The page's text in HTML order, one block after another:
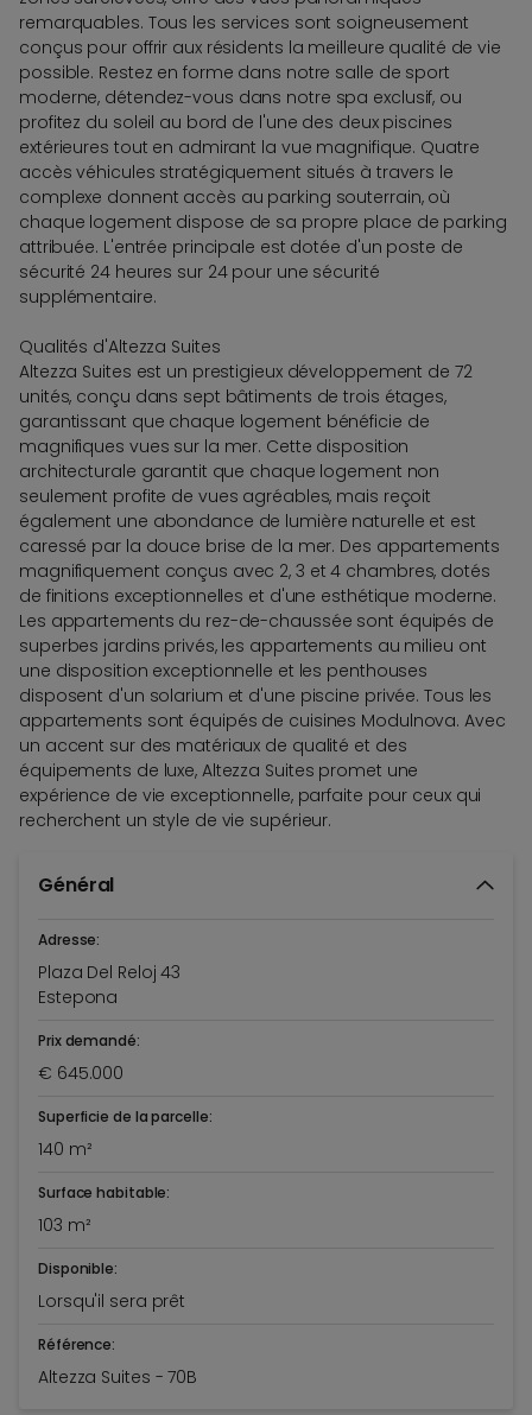
remarquables. Tous les services sont soigneusement
conçus pour offrir aux résidents la meilleure qualité de vie
possible. Restez en forme dans notre salle de sport
moderne, détendez-vous dans notre spa exclusif, ou
profitez du soleil au bord de l'une des deux piscines
extérieures tout en admirant la vue magnifique. Quatre
accès véhicules stratégiquement situés à travers le
complexe donnent accès au parking souterrain, où
chaque logement dispose de sa propre place de parking
attribuée. L'entrée principale est dotée d'un poste de
sécurité 24 heures sur 24 pour une sécurité
supplémentaire.
Qualités d'Altezza Suites
Altezza Suites est un prestigieux développement de 72
unités, conçu dans sept bâtiments de trois étages,
garantissant que chaque logement bénéficie de
magnifiques vues sur la mer. Cette disposition
architecturale garantit que chaque logement non
seulement profite de vues agréables, mais reçoit
également une abondance de lumière naturelle et est
caressé par la douce brise de la mer. Des appartements
magnifiquement conçus avec 2, 3 et 4 chambres, dotés
de finitions exceptionnelles et d'une esthétique moderne.
Les appartements du rez-de-chaussée sont équipés de
superbes jardins privés, les appartements au milieu ont
une disposition exceptionnelle et les penthouses
disposent d'un solarium et d'une piscine privée. Tous les
appartements sont équipés de cuisines Modulnova. Avec
un accent sur des matériaux de qualité et des
équipements de luxe, Altezza Suites promet une
expérience de vie exceptionnelle, parfaite pour ceux qui
recherchent un style de vie supérieur.
Général
Adresse:
Plaza Del Reloj 43
Estepona
Prix demandé:
€ 645.000
Superficie de la parcelle:
140 m²
Surface habitable:
103 m²
Disponible:
Lorsqu'il sera prêt
Référence:
Altezza Suites - 70B